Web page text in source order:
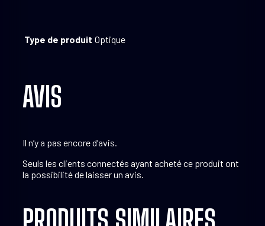
Type de produit Optique
AVIS
Il n’y a pas encore d’avis.
Seuls les clients connectés ayant acheté ce produit ont
la possibilité de laisser un avis.